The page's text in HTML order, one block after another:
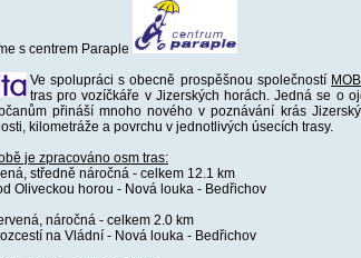
s centrem Paraple
Ve spolupráci s obecně prospěšnou společností
tras pro vozíčkáře v Jizerských horách. Jedná se o
přináší mnoho nového v poznávání krás
kilometráže a povrchu v jednotlivých úsecích trasy.
je zpracováno osm tras:
středně náročná - celkem 12.1 km
Oliveckou horou - Nová louka - Bedřichov
náročná - celkem 2.0 km
na Vládní - Nová louka - Bedřichov